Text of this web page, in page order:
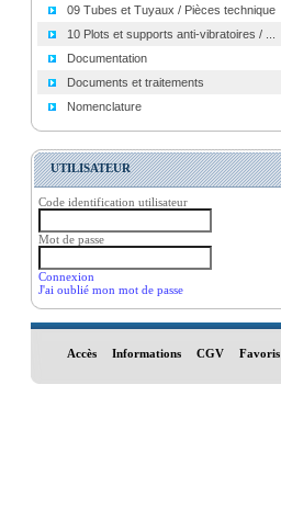
09 Tubes et Tuyaux / Pièces technique
10 Plots et supports anti-vibratoires / ...
Documentation
Documents et traitements
Nomenclature
UTILISATEUR
Code identification utilisateur
Mot de passe
Connexion
J'ai oublié mon mot de passe
Accès Informations CGV Favoris